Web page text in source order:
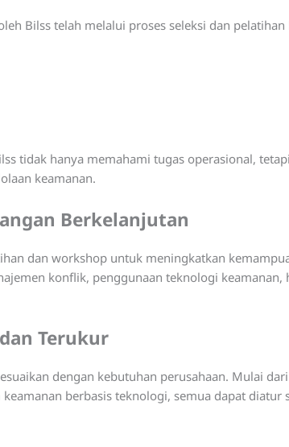
Bilss telah melalui proses seleksi dan
tidak hanya memahami tugas operasional,
keamanan.
Berkelanjutan
dan workshop untuk meningkatkan
konflik, penggunaan teknologi keamanan,
Terukur
dengan kebutuhan perusahaan. Mulai
berbasis teknologi, semua dapat diatur